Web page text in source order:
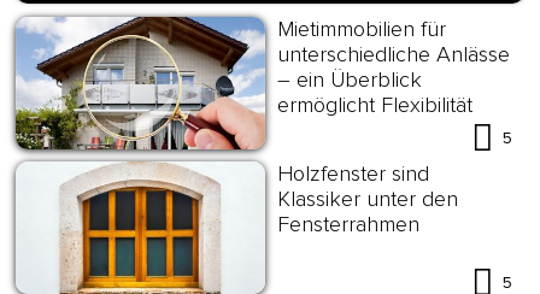
Mietimmobilien für
unterschiedliche Anlässe
– ein Überblick
ermöglicht Flexibilität
5
Holzfenster sind
Klassiker unter den
Fensterrahmen
5